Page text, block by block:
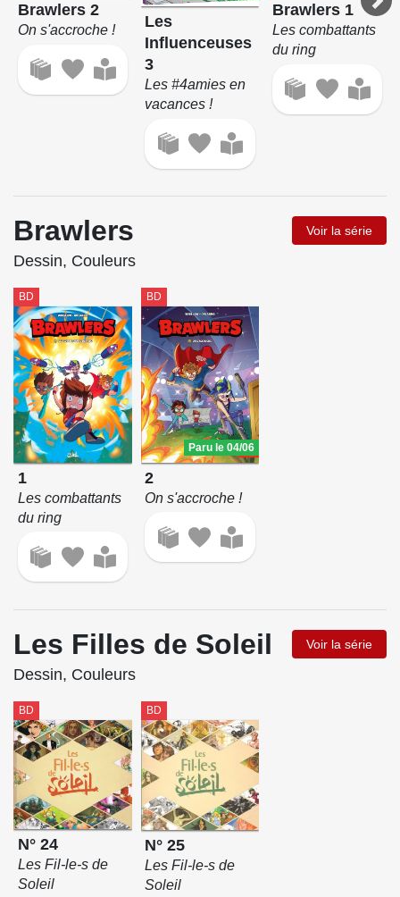
Brawlers 2
On s'accroche !
Les
Influenceuses
3
Les #4amies en
vacances !
Brawlers 1
Les combattants
du ring
Brawlers Voir la série
Dessin, Couleurs
BD
1
Les combattants
du ring
BD
Paru le 04/06
2
On s'accroche !
Les Filles de Soleil Voir la série
Dessin, Couleurs
BD
N° 24
Les Fil-le-s de
Soleil
BD
N° 25
Les Fil-le-s de
Soleil